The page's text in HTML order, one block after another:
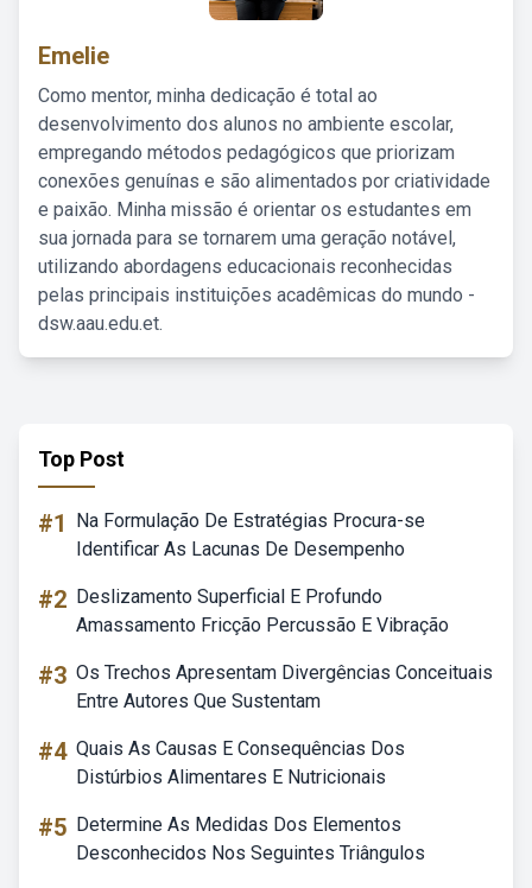
Emelie
Como mentor, minha dedicação é total ao
desenvolvimento dos alunos no ambiente escolar,
empregando métodos pedagógicos que priorizam
conexões genuínas e são alimentados por criatividade
e paixão. Minha missão é orientar os estudantes em
sua jornada para se tornarem uma geração notável,
utilizando abordagens educacionais reconhecidas
pelas principais instituições acadêmicas do mundo -
dsw.aau.edu.et.
Top Post
#1
Na Formulação De Estratégias Procura-se
Identificar As Lacunas De Desempenho
#2 Deslizamento Superficial E Profundo
Amassamento Fricção Percussão E Vibração
#3 Os Trechos Apresentam Divergências Conceituais
Entre Autores Que Sustentam
#4 Quais As Causas E Consequências Dos
Distúrbios Alimentares E Nutricionais
#5 Determine As Medidas Dos Elementos
Desconhecidos Nos Seguintes Triângulos